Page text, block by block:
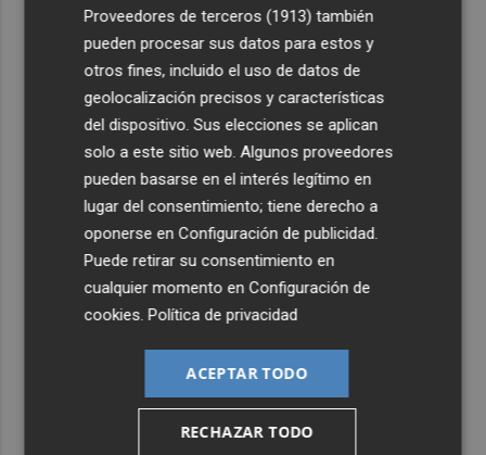
Proveedores de terceros (1913) también
pueden procesar sus datos para estos y
otros fines, incluido el uso de datos de
geolocalización precisos y características
del dispositivo. Sus elecciones se aplican
solo a este sitio web. Algunos proveedores
pueden basarse en el interés legítimo en
lugar del consentimiento; tiene derecho a
oponerse enConfiguración de publicidad
Puede retirar su consentimiento en
cualquier momento enConfiguración de
cookies .Política de privacidad
ACEPTAR TODO
RECHAZAR TODO